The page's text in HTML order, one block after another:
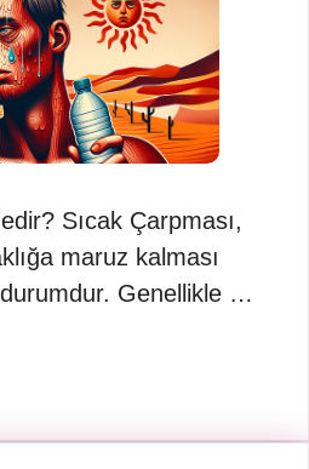
Sıcak Çarpması,
maruz kalması
Genellikle …